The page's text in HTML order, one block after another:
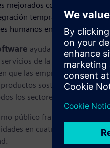
mejorados con inteligencia
temprana de la
humanos en el bucle y
ayuda a
de la plataforma
que las empresas optimicen
sostenibles del
los sectores.
público francés de
en cuatro áreas